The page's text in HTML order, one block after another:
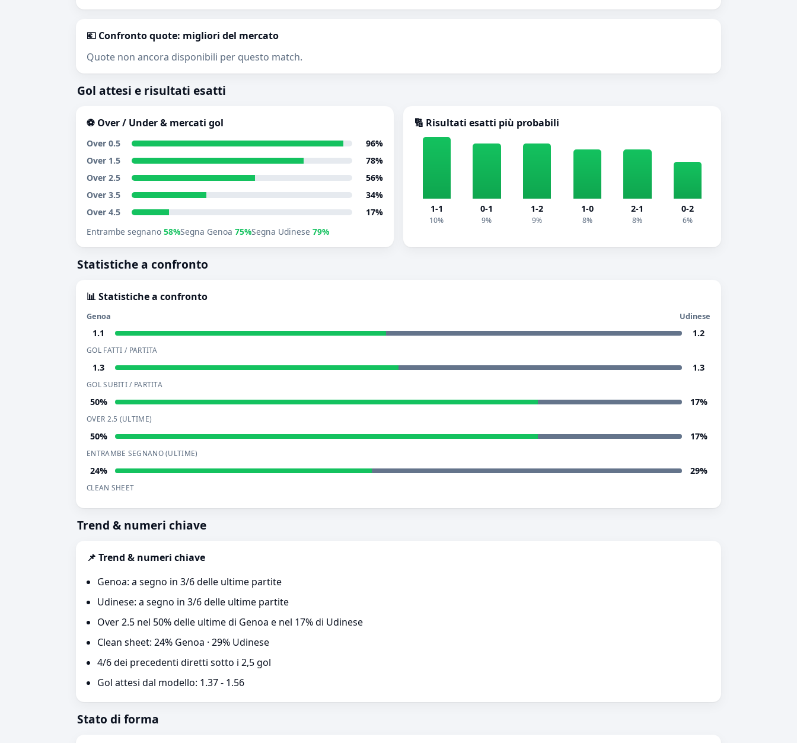
💶 Confronto quote: migliori del mercato
Quote non ancora disponibili per questo match.
Gol attesi e risultati esatti
⚽ Over / Under & mercati gol
Over 0.5
96%
Over 1.5
78%
Over 2.5
56%
Over 3.5
34%
Over 4.5
17%
Entrambe segnano 58%Segna Genoa 75%Segna Udinese 79%
🔢 Risultati esatti più probabili
1-1
10%
0-1
9%
1-2
9%
1-0
8%
2-1
8%
0-2
6%
Statistiche a confronto
📊 Statistiche a confronto
Genoa Udinese
1.1 1.2
GOL FATTI / PARTITA
1.3 1.3
GOL SUBITI / PARTITA
50% 17%
OVER 2.5 (ULTIME)
50% 17%
ENTRAMBE SEGNANO (ULTIME)
24% 29%
CLEAN SHEET
Trend & numeri chiave
📌 Trend & numeri chiave
Genoa: a segno in 3/6 delle ultime partite
Udinese: a segno in 3/6 delle ultime partite
Over 2.5 nel 50% delle ultime di Genoa e nel 17% di Udinese
Clean sheet: 24% Genoa · 29% Udinese
4/6 dei precedenti diretti sotto i 2,5 gol
Gol attesi dal modello: 1.37 - 1.56
Stato di forma